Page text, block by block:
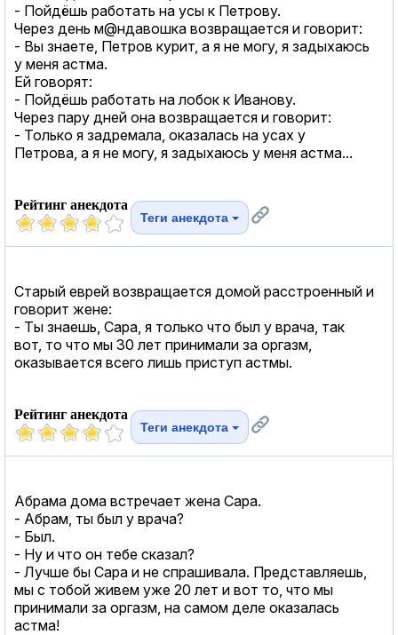
- Пойдёшь работать на усы к Петрову.
Через день м@ндавошка возвращается и говорит:
- Вы знаете, Петров курит, а я не могу, я задыхаюсь
у меня астма.
Ей говорят:
- Пойдёшь работать на лобок к Иванову.
Через пару дней она возвращается и говорит:
- Только я задремала, оказалась на усах у
Петрова, а я не могу, я задыхаюсь у меня астма...
Рейтинг анекдота
Теги анекдота
Старый еврей возвращается домой расстроенный и
говорит жене:
- Ты знаешь, Сара, я только что был у врача, так
вот, то что мы 30 лет принимали за оргазм,
оказывается всего лишь приступ астмы.
Рейтинг анекдота
Теги анекдота
Абрама дома встречает жена Сара.
- Абрам, ты был у врача?
- Был.
- Ну и что он тебе сказал?
- Лучше бы Сара и не спрашивала. Представляешь,
мы с тобой живем уже 20 лет и вот то, что мы
принимали за оргазм, на самом деле оказалась
астма!